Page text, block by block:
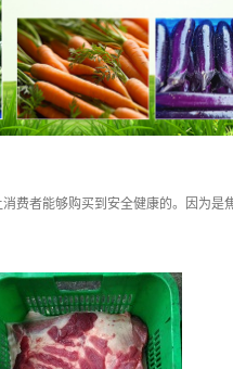
费者能够购买到安全健康的。因为